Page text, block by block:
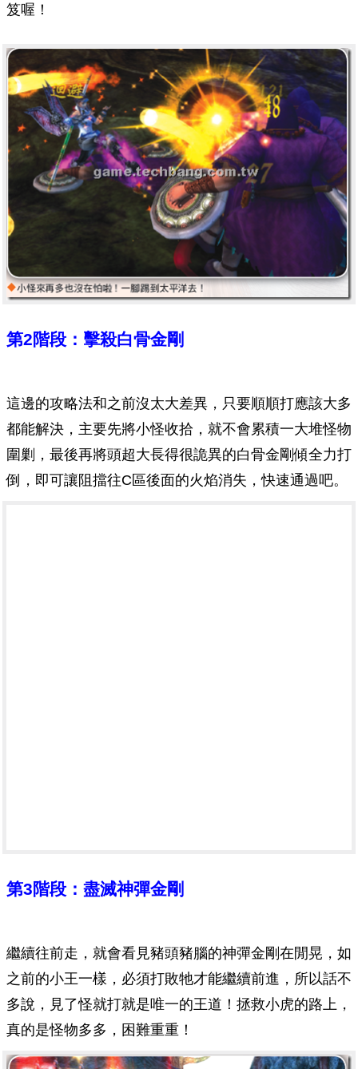
笈喔！
第2階段：擊殺白骨金剛
這邊的攻略法和之前沒太大差異，只要順順打應該大多
都能解決，主要先將小怪收拾，就不會累積一大堆怪物
圍剿，最後再將頭超大長得很詭異的白骨金剛傾全力打
倒，即可讓阻擋往C區後面的火焰消失，快速通過吧。
第3階段：盡滅神彈金剛
繼續往前走，就會看見豬頭豬腦的神彈金剛在閒晃，如
之前的小王一樣，必須打敗牠才能繼續前進，所以話不
多說，見了怪就打就是唯一的王道！拯救小虎的路上，
真的是怪物多多，困難重重！